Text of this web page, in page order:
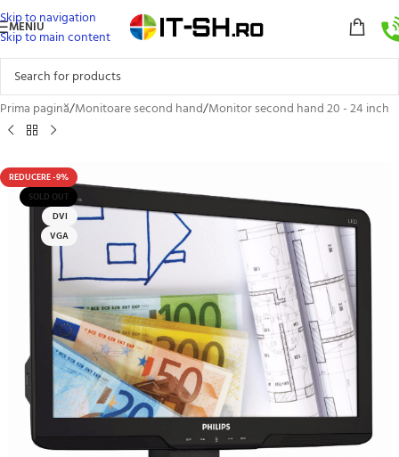
Skip to navigation
Skip to main content
MENIU
Prima pagină/Monitoare second hand/Monitor second hand 20 - 24 inch
REDUCERE -9%
SOLD OUT
DVI
VGA